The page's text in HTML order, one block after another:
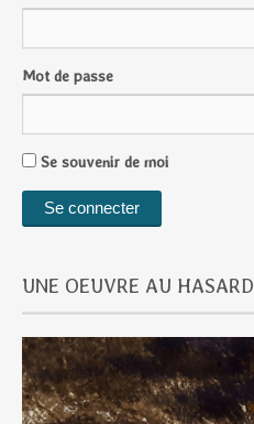
Mot de passe
Se souvenir de moi
UNE OEUVRE AU HASARD